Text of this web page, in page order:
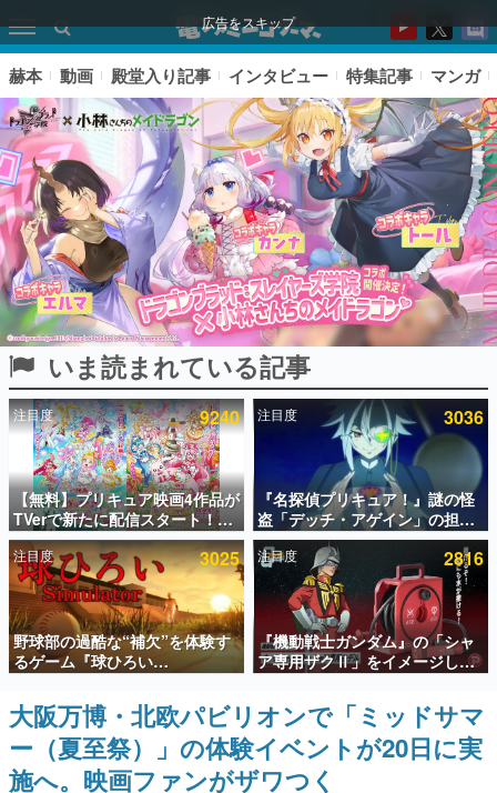
広告をスキップ
ピックアップ
電ファミのいま読まれている記事ランキング
アプリセール情報
インタビュー
連載・特集一覧
殿堂入り記事
SNS拡散数が数千以上！ ページビュー数万以上！ などな
ど。多くの人々に読まれた、電ファミ渾身の“殿堂入り”記
事をまとめました。
ゲームの企画書
名作ゲームクリエイターの方々に製作時のエピソードをお
聞きし、ヒットする企画（ゲーム）とは何か？を探ってい
きます。
赫本 動画 殿堂入り記事 インタビュー 特集記事 マンガ
いま読まれている記事
注目度 9240
【無料】プリキュア映画4作品が
TVerで新たに配信スタート！な
んと2018年～2024年の映画ほぼ
すべてが見放題に、ぶっちゃけ
ありえないラインナップ
注目度 3036
『名探偵プリキュア！』謎の怪
盗「デッチ・アゲイン」の担当
キャストは天﨑滉平さんと判
明。『Re:ゼロから始める異世
界生活』オットー役、『ヒプノ
シスマイク』山田三郎役など
注目度 3025
野球部の過酷な“補欠”を体験す
るゲーム『球ひろい
Simulator』が「1件」のウィッ
シュリストをもとにチェコ語に
対応しSNSで話題に。『キング
ダム・カム』開発元やチェコの
プロ野球選手から称賛の声
注目度 2816
『機動戦士ガンダム』の「シャ
ア専用ザクⅡ」をイメージした
散水ホースリールが予約開始。
本体にはシャアのパーソナルマ
ークやジオン公国軍のエンブレ
ム、型式番号などを配置
大阪万博・北欧パビリオンで「ミッドサマ
ー（夏至祭）」の体験イベントが20日に実
施へ。映画ファンがザワつく